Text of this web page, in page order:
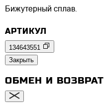
Бижутерный сплав.
АРТИКУЛ
134643551
Закрыть
ОБМЕН И ВОЗВРАТ